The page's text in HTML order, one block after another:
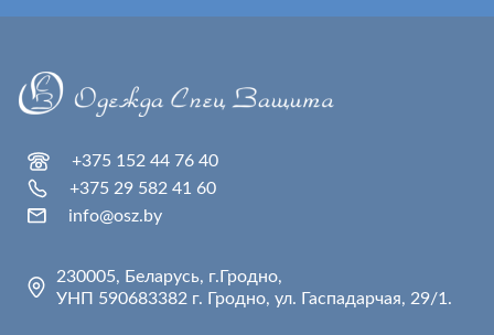
+375 152 44 76 40
+375 29 582 41 60
info@osz.by
230005, Беларусь, г.Гродно,
УНП 590683382 г. Гродно, ул. Гаспадарчая, 29/1.